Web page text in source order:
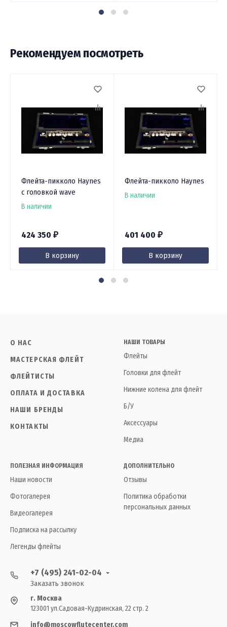
Рекомендуем посмотреть
Флейта-пикколо Haynes
с головкой wave
В наличии
424 350 ₽
В корзину
Флейта-пикколо Haynes
В наличии
401 400 ₽
В корзину
О НАС
МАСТЕРСКАЯ ФЛЕЙТ
ФЛЕЙТИСТЫ
ОПЛАТА И ДОСТАВКА
НАШИ БРЕНДЫ
КОНТАКТЫ
НАШИ ТОВАРЫ
Флейты
Головки для флейт
Нижние колена для флейт
Б/У
Аксессуары
Медиа
ПОЛЕЗНАЯ ИНФОРМАЦИЯ
Наши новости
Фотогалерея
Видеогалерея
Подписка на рассылку
Легенды флейты
ДОПОЛНИТЕЛЬНО
Отзывы
Политика обработки
персональных данных
+7 (495) 241-02-04
Заказать звонок
г. Москва
123001 ул.Садовая-Кудринская, 22 стр. 2
info@moscowflutecenter.com